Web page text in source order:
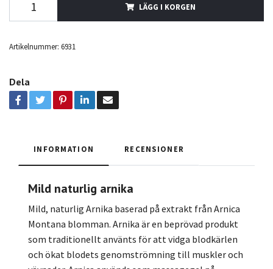
LÄGG I KORGEN
Artikelnummer: 6931
Dela
INFORMATION RECENSIONER
Mild naturlig arnika
Mild, naturlig Arnika baserad på extrakt från Arnica
Montana blomman. Arnika är en beprövad produkt
som traditionellt använts för att vidga blodkärlen
och ökat blodets genomströmning till muskler och